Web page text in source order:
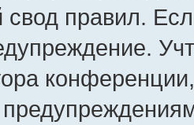
свод правил.